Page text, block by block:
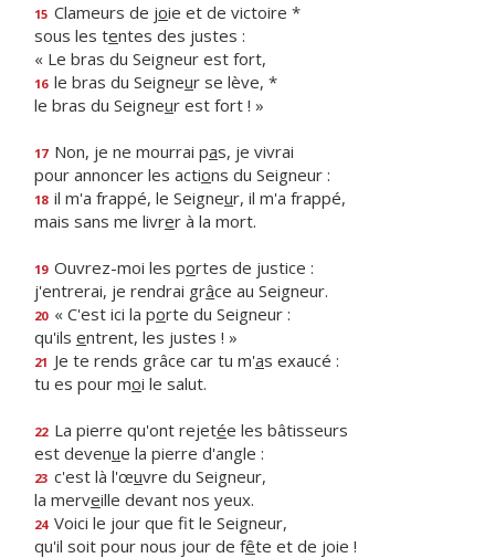
15 Clameurs de joie et de victoire *
sous les tentes des justes :
« Le bras du Seigneur est fort,
16 le bras du Seigneur se lève, *
le bras du Seigneur est fort ! »
17 Non, je ne mourrai pas, je vivrai
pour annoncer les actions du Seigneur :
18 il m'a frappé, le Seigneur, il m'a frappé,
mais sans me livrer à la mort.
19 Ouvrez-moi les portes de justice :
j'entrerai, je rendrai grâce au Seigneur.
20 « C'est ici la porte du Seigneur :
qu'ils entrent, les justes ! »
21 Je te rends grâce car tu m'as exaucé :
tu es pour moi le salut.
22 La pierre qu'ont rejetée les bâtisseurs
est devenue la pierre d'angle :
23 c'est là l'œuvre du Seigneur,
la merveille devant nos yeux.
24 Voici le jour que ft le Seigneur,
qu'il soit pour nous jour de fête et de joie !